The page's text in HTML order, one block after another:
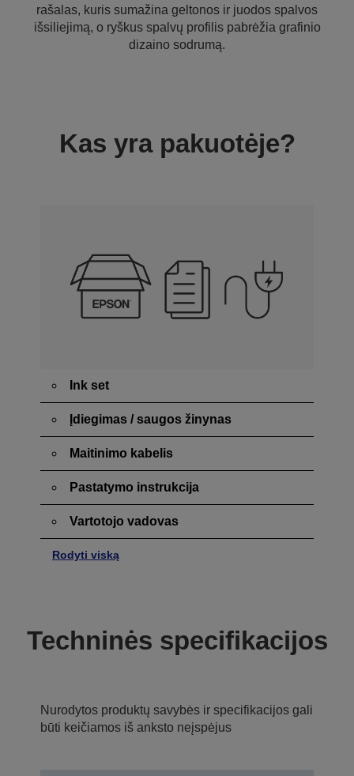
rašalas, kuris sumažina geltonos ir juodos spalvos
išsiliejimą, o ryškus spalvų profilis pabrėžia grafinio
dizaino sodrumą.
Kas yra pakuotėje?
Ink set
Įdiegimas / saugos žinynas
Maitinimo kabelis
Pastatymo instrukcija
Vartotojo vadovas
Rodyti viską
Techninės specifikacijos
Nurodytos produktų savybės ir specifikacijos gali
būti keičiamos iš anksto neįspėjus